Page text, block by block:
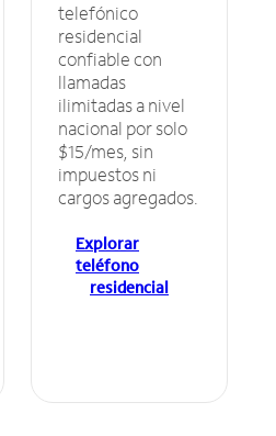
telefónico
residencial
confiable con
llamadas
ilimitadas a nivel
nacional por solo
$15/mes, sin
impuestos ni
cargos agregados.
Explorar
teléfono
residencial